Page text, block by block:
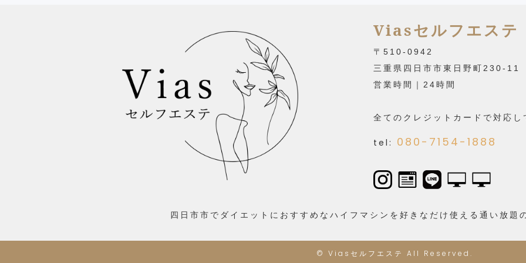
Viasセルフエステ
〒510-0942
三重県四日市市東日野町230-11
営業時間｜24時間
全てのクレジットカードで対応し
tel: 080-7154-1888
四日市市でダイエットにおすすめなハイフマシンを好きなだけ使える通い放題
© Viasセルフエステ All Reserved.